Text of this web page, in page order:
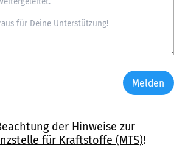
Melden
der Hinweise zur
für Kraftstoffe (MTS)!